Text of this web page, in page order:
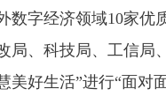
字经济领域10家优
局、科技局、工信局
美好生活”进行“面对